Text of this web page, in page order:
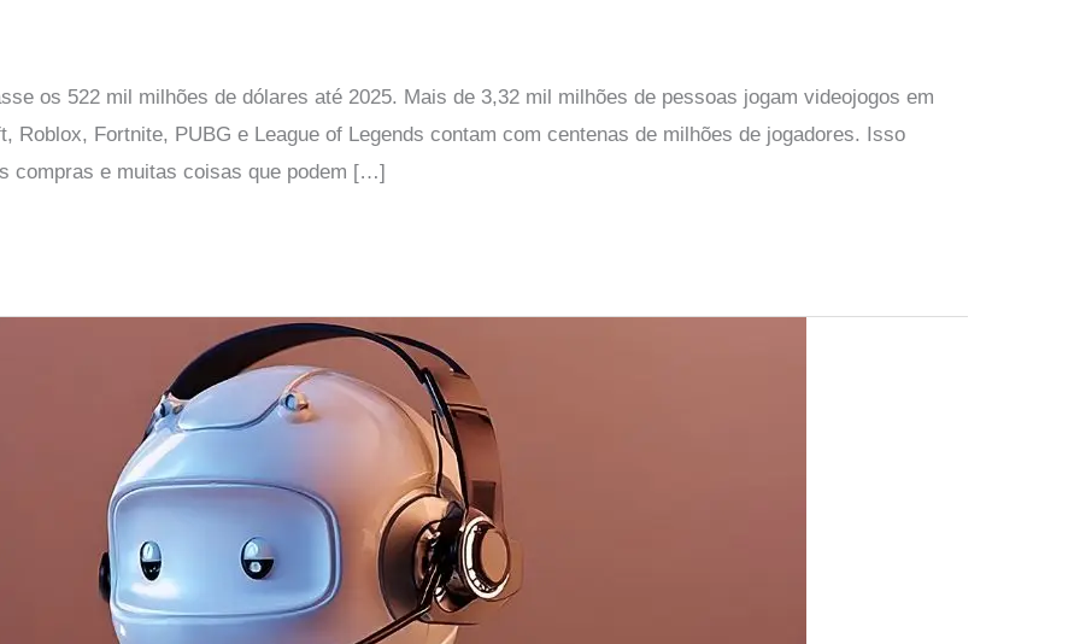
os 522 mil milhões de dólares até 2025. Mais de 3,32 mil milhões de pessoas jogam videojogos em
Roblox, Fortnite, PUBG e League of Legends contam com centenas de milhões de jogadores. Isso
compras e muitas coisas que podem […]